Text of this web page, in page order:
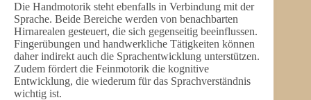
Die Handmotorik steht ebenfalls in Verbindung mit der
Sprache. Beide Bereiche werden von benachbarten
Hirnarealen gesteuert, die sich gegenseitig beeinflussen.
Fingerübungen und handwerkliche Tätigkeiten können
daher indirekt auch die Sprachentwicklung unterstützen.
Zudem fördert die Feinmotorik die kognitive
Entwicklung, die wiederum für das Sprachverständnis
wichtig ist.